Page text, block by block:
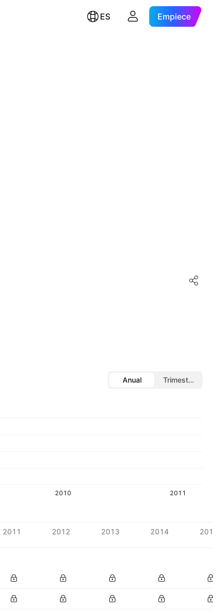
ES Empiece
Anual Trimestral
2010
2011
2011 2012 2013 2014 2015